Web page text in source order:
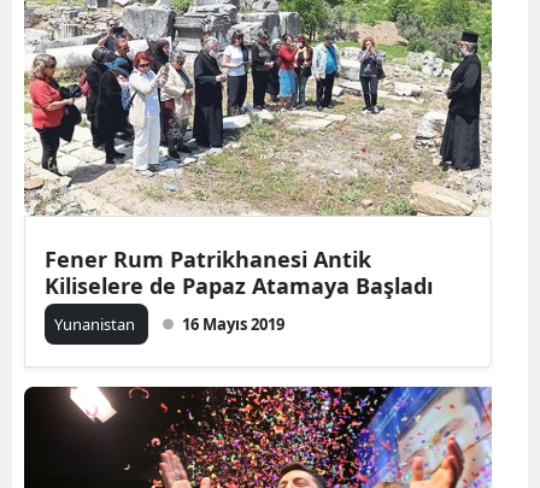
Fener Rum Patrikhanesi Antik
Kiliselere de Papaz Atamaya Başladı
Yunanistan 16 Mayıs 2019